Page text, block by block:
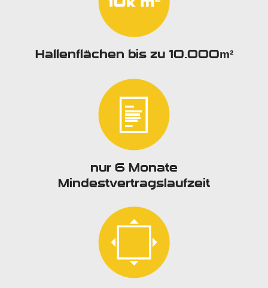
Hallenflächen bis zu 10.000m²
nur 6 Monate
Mindestvertragslaufzeit